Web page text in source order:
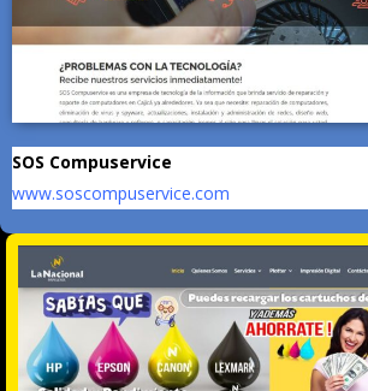
SOS Compuservice
www.soscompuservice.com